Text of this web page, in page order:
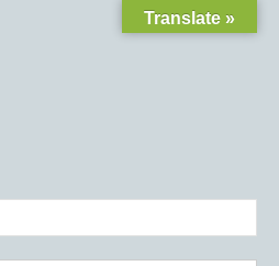
Translate »